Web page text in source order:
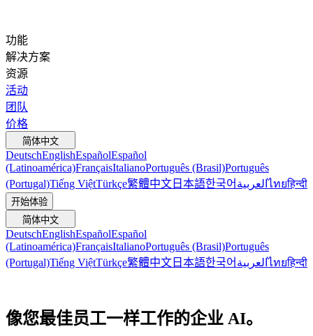
功能
解决方案
资源
活动
团队
价格
简体中文
DeutschEnglishEspañolEspañol
(Latinoamérica)FrançaisItalianoPortuguês (Brasil)Português
(Portugal)Tiếng ViệtTürkçe繁體中文 日本語한국어 العربيةไทยहिन्दी
开始体验
简体中文
DeutschEnglishEspañolEspañol
(Latinoamérica)FrançaisItalianoPortuguês (Brasil)Português
(Portugal)Tiếng ViệtTürkçe繁體中文 日本語한국어 العربيةไทยहिन्दी
像您最佳员工一样工作的企业 AI。